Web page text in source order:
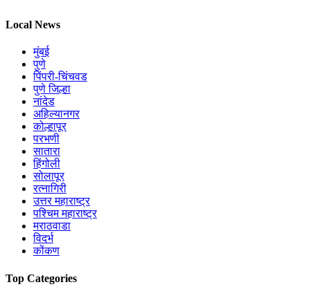
Local News
मुंबई
पुणे
पिंपरी-चिंचवड
पुणे जिल्हा
नांदेड
अहिल्यानगर
कोल्हापूर
परभणी
सातारा
हिंगोली
सोलापूर
रत्नागिरी
उत्तर महाराष्ट्र
पश्चिम महाराष्ट्र
मराठवाडा
विदर्भ
कोंकण
Top Categories